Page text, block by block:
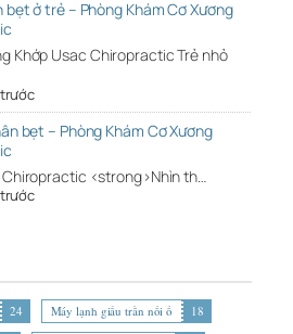
ở trẻ – Phòng Khám Cơ Xương
Khớp Usac Chiropractic Trẻ nhỏ
trước
bẹt – Phòng Khám Cơ Xương
Chiropractic <strong>Nhìn th…
trước
24 Máy lạnh giấu trần nối ố
18